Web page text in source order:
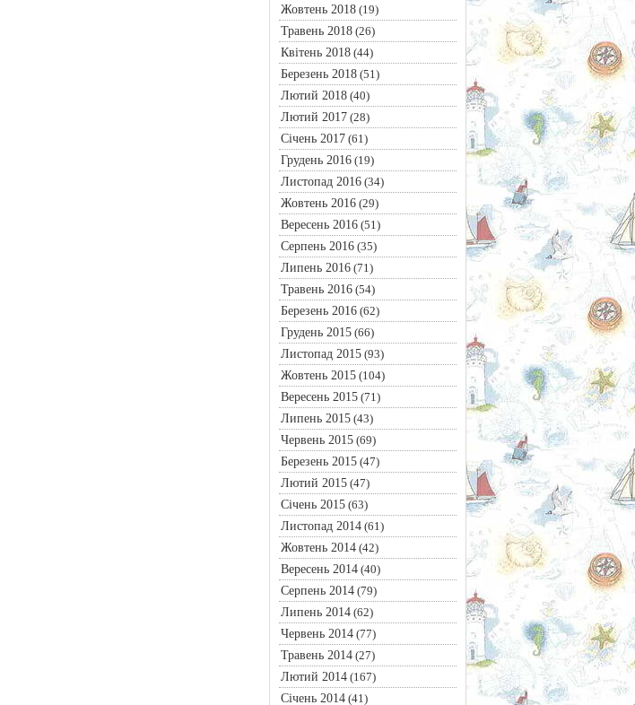
Жовтень 2018(19)
Травень 2018(26)
Квітень 2018(44)
Березень 2018(51)
Лютий 2018(40)
Лютий 2017(28)
Січень 2017(61)
Грудень 2016(19)
Листопад 2016(34)
Жовтень 2016(29)
Вересень 2016(51)
Серпень 2016(35)
Липень 2016(71)
Травень 2016(54)
Березень 2016(62)
Грудень 2015(66)
Листопад 2015(93)
Жовтень 2015(104)
Вересень 2015(71)
Липень 2015(43)
Червень 2015(69)
Березень 2015(47)
Лютий 2015(47)
Січень 2015(63)
Листопад 2014(61)
Жовтень 2014(42)
Вересень 2014(40)
Серпень 2014(79)
Липень 2014(62)
Червень 2014(77)
Травень 2014(27)
Лютий 2014(167)
Січень 2014(41)